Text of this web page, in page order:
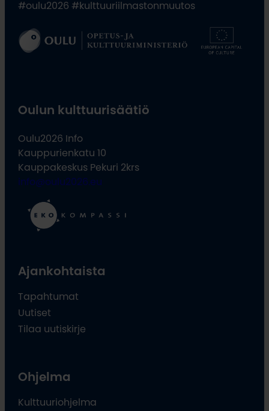
#oulu2026 #kulttuuriilmastonmuutos
Oulun kulttuurisäätiö
Oulu2026 Info
Kauppurienkatu 10
Kauppakeskus Pekuri 2krs
info@oulu2026.eu
Ajankohtaista
Tapahtumat
Uutiset
Tilaa uutiskirje
Ohjelma
Kulttuuriohjelma